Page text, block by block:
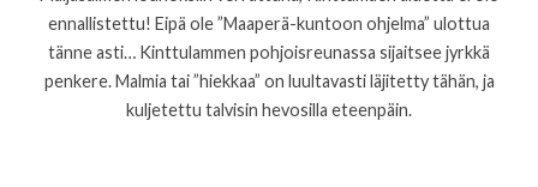
ennallistettu! Eipä ole ”Maaperä-kuntoon ohjelma” ulottua
tänne asti… Kinttulammen pohjoisreunassa sijaitsee jyrkkä
penkere. Malmia tai ”hiekkaa” on luultavasti läjitetty tähän, ja
kuljetettu talvisin hevosilla eteenpäin.